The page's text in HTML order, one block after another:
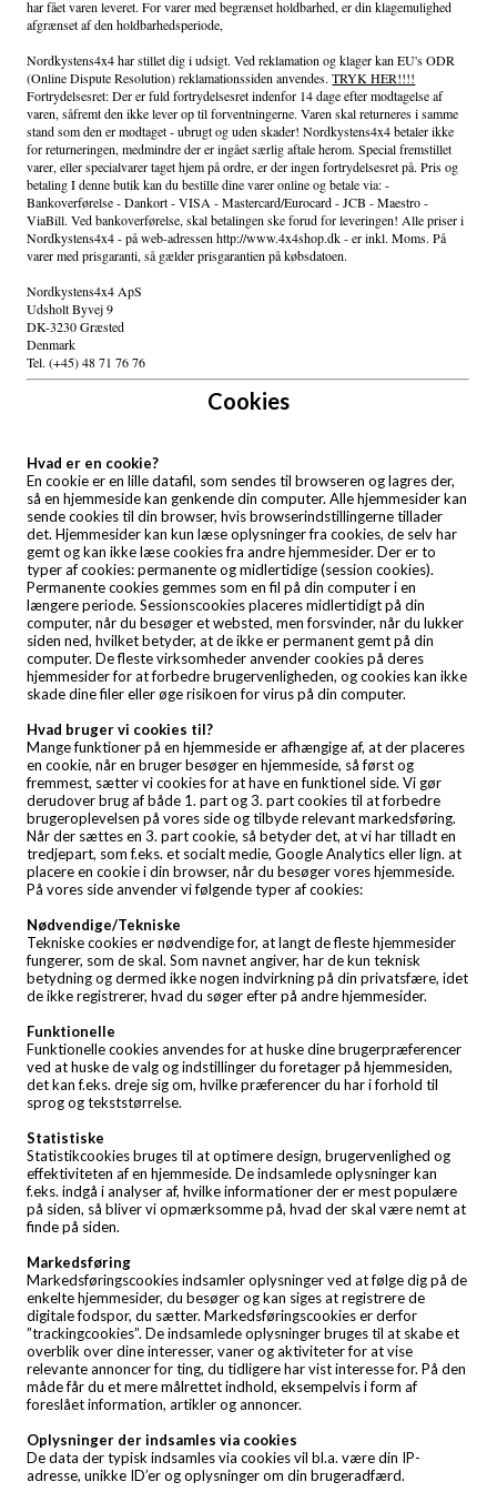
har fået varen leveret. For varer med begrænset holdbarhed, er din klagemulighed
afgrænset af den holdbarhedsperiode,
Nordkystens4x4 har stillet dig i udsigt. Ved reklamation og klager kan EU's ODR
(Online Dispute Resolution) reklamationssiden anvendes.TRYK HER!!!!
Fortrydelsesret: Der er fuld fortrydelsesret indenfor 14 dage efter modtagelse af
varen, såfremt den ikke lever op til forventningerne. Varen skal returneres i samme
stand som den er modtaget - ubrugt og uden skader! Nordkystens4x4 betaler ikke
for returneringen, medmindre der er ingået særlig aftale herom. Special fremstillet
varer, eller specialvarer taget hjem på ordre, er der ingen fortrydelsesret på. Pris og
betaling I denne butik kan du bestille dine varer online og betale via: -
Bankoverførelse - Dankort - VISA - Mastercard/Eurocard - JCB - Maestro -
ViaBill. Ved bankoverførelse, skal betalingen ske forud for leveringen! Alle priser i
Nordkystens4x4 - på web-adressen http://www.4x4shop.dk - er inkl. Moms. På
varer med prisgaranti, så gælder prisgarantien på købsdatoen.
Nordkystens4x4 ApS
Udsholt Byvej 9
DK-3230 Græsted
Denmark
Tel. (+45) 48 71 76 76
Cookies
Hvad er en cookie?
En cookie er en lille datafil, som sendes til browseren og lagres der,
så en hjemmeside kan genkende din computer. Alle hjemmesider kan
sende cookies til din browser, hvis browserindstillingerne tillader
det. Hjemmesider kan kun læse oplysninger fra cookies, de selv har
gemt og kan ikke læse cookies fra andre hjemmesider. Der er to
typer af cookies: permanente og midlertidige (session cookies).
Permanente cookies gemmes som en fil på din computer i en
længere periode. Sessionscookies placeres midlertidigt på din
computer, når du besøger et websted, men forsvinder, når du lukker
siden ned, hvilket betyder, at de ikke er permanent gemt på din
computer. De fleste virksomheder anvender cookies på deres
hjemmesider for at forbedre brugervenligheden, og cookies kan ikke
skade dine filer eller øge risikoen for virus på din computer.
Hvad bruger vi cookies til?
Mange funktioner på en hjemmeside er afhængige af, at der placeres
en cookie, når en bruger besøger en hjemmeside, så først og
fremmest, sætter vi cookies for at have en funktionel side. Vi gør
derudover brug af både 1. part og 3. part cookies til at forbedre
brugeroplevelsen på vores side og tilbyde relevant markedsføring.
Når der sættes en 3. part cookie, så betyder det, at vi har tilladt en
tredjepart, som f.eks. et socialt medie, Google Analytics eller lign. at
placere en cookie i din browser, når du besøger vores hjemmeside.
På vores side anvender vi følgende typer af cookies:
Nødvendige/Tekniske
Tekniske cookies er nødvendige for, at langt de fleste hjemmesider
fungerer, som de skal. Som navnet angiver, har de kun teknisk
betydning og dermed ikke nogen indvirkning på din privatsfære, idet
de ikke registrerer, hvad du søger efter på andre hjemmesider.
Funktionelle
Funktionelle cookies anvendes for at huske dine brugerpræferencer
ved at huske de valg og indstillinger du foretager på hjemmesiden,
det kan f.eks. dreje sig om, hvilke præferencer du har i forhold til
sprog og tekststørrelse.
Statistiske
Statistikcookies bruges til at optimere design, brugervenlighed og
effektiviteten af en hjemmeside. De indsamlede oplysninger kan
f.eks. indgå i analyser af, hvilke informationer der er mest populære
på siden, så bliver vi opmærksomme på, hvad der skal være nemt at
finde på siden.
Markedsføring
Markedsføringscookies indsamler oplysninger ved at følge dig på de
enkelte hjemmesider, du besøger og kan siges at registrere de
digitale fodspor, du sætter. Markedsføringscookies er derfor
”trackingcookies”. De indsamlede oplysninger bruges til at skabe et
overblik over dine interesser, vaner og aktiviteter for at vise
relevante annoncer for ting, du tidligere har vist interesse for. På den
måde får du et mere målrettet indhold, eksempelvis i form af
foreslået information, artikler og annoncer.
Oplysninger der indsamles via cookies
De data der typisk indsamles via cookies vil bl.a. være din IP-
adresse, unikke ID’er og oplysninger om din brugeradfærd.